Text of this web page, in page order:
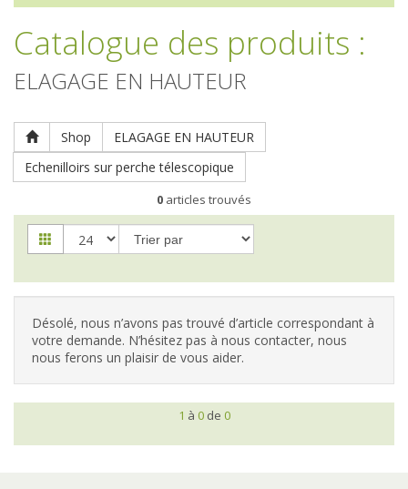
Catalogue des produits :
ELAGAGE EN HAUTEUR
Shop
ELAGAGE EN HAUTEUR
Echenilloirs sur perche télescopique
0 articles trouvés
Désolé, nous n’avons pas trouvé d’article correspondant à
votre demande. N’hésitez pas à nous contacter, nous
nous ferons un plaisir de vous aider.
1 à 0 de 0